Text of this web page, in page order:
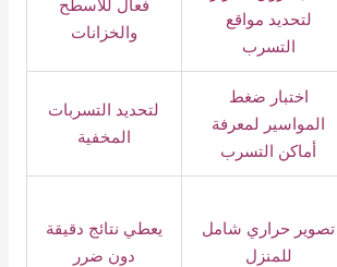
لتحديد مواقع
التسرب
والخزانات
اختبار ضغط
المواسير لمعرفة
أماكن التسرب
لتحديد التسربات
المخفية
تصوير حراري شامل
للمنزل
يعطي نتائج دقيقة
دون ضرر